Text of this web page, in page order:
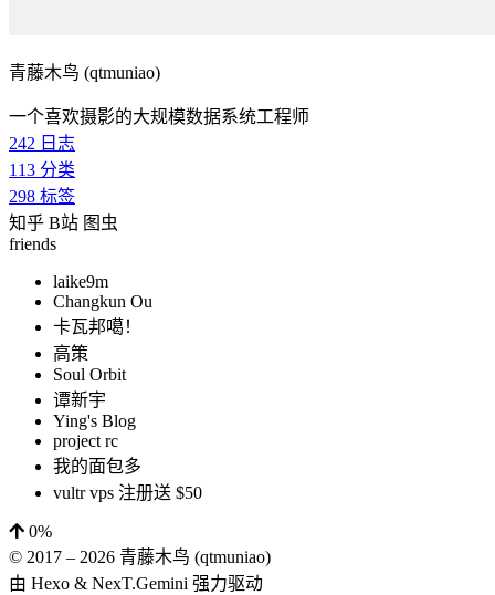
青藤木鸟 (qtmuniao)
一个喜欢摄影的大规模数据系统工程师
242 日志
113 分类
298 标签
知乎 B站 图虫
friends
laike9m
Changkun Ou
卡瓦邦噶！
高策
Soul Orbit
谭新宇
Ying's Blog
project rc
我的面包多
vultr vps 注册送 $50
0%
© 2017 – 2026 青藤木鸟 (qtmuniao)
由 Hexo & NexT.Gemini 强力驱动